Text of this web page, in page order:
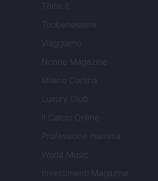
Think.it
Tuobenessere
Viaggiamo
Nonne Magazine
Milano Cortina
Luxury Club
Il Calcio Online
Professione mamma
World Music
Investimenti Magazine